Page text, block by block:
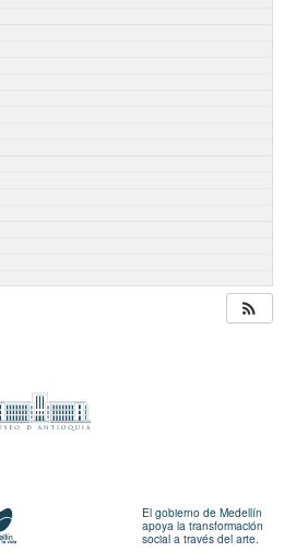
El gobierno de Medellín
apoya la transformación
social a través del arte.